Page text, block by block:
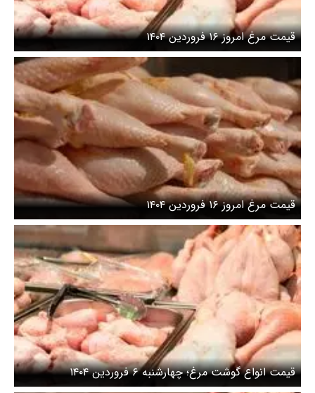
قیمت مرغ امروز ۱۶ فروردین ۱۴۰۴
قیمت مرغ امروز ۱۶ فروردین ۱۴۰۴
قیمت انواع گوشت مرغ؛ چهارشنبه ۶ فروردین ۱۴۰۴